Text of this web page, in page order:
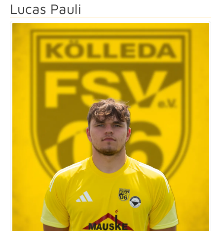
Lucas Pauli